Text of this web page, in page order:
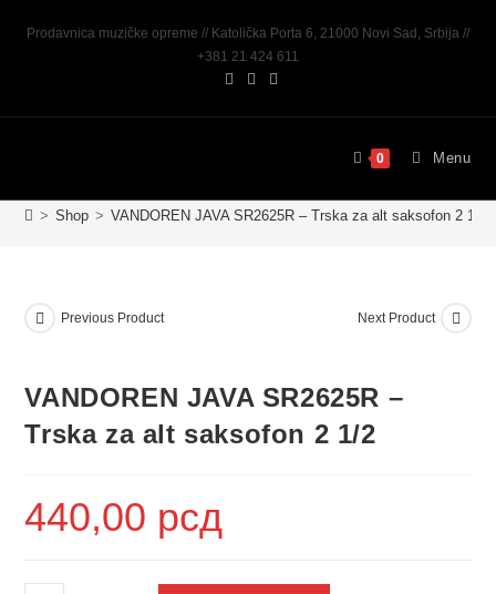
Prodavnica muzičke opreme // Katolička Porta 6, 21000 Novi Sad, Srbija //
+381 21 424 611
0 Menu
> Shop > VANDOREN JAVA SR2625R – Trska za alt saksofon 2 1/2
Previous Product Next Product
VANDOREN JAVA SR2625R –
Trska za alt saksofon 2 1/2
440,00 рсд